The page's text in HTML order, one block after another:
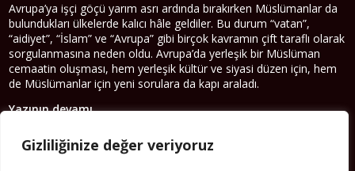
Gizliliğinize değer veriyoruz
Avrupa’ya işçi göçü yarım asrı ardında bırakırken Müslümanlar da
bulundukları ülkelerde kalıcı hâle geldiler. Bu durum “vatan”,
“aidiyet”, “İslam” ve “Avrupa” gibi birçok kavramın çift taraflı olarak
sorgulanmasına neden oldu. Avrupa’da yerleşik bir Müslüman
cemaatin oluşması, hem yerleşik kültür ve siyasi düzen için, hem
de Müslümanlar için yeni sorulara da kapı araladı.
Yazının devamı
PERSPEKTIF’I SOSYAL MEDYADA TAKIP EDEBILIRSINIZ